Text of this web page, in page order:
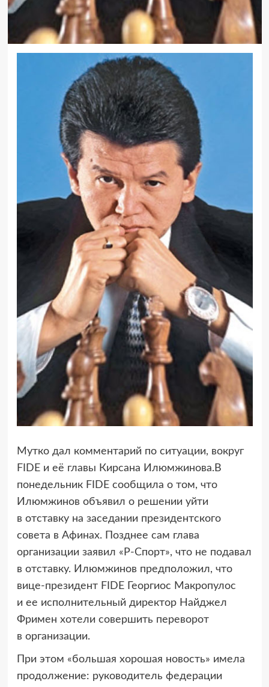
Мутко дал комментарий по ситуации, вокруг
FIDE и её главы Кирсана Илюмжинова. В
понедельник FIDE сообщила о том, что
Илюмжинов объявил о решении уйти
в отставку на заседании президентского
совета в Афинах. Позднее сам глава
организации заявил «Р-Спорт», что не подавал
в отставку. Илюмжинов предположил, что
вице-президент FIDE Георгиос Макропулос
и ее исполнительный директор Найджел
Фримен хотели совершить переворот
в организации.
При этом «большая хорошая новость» имела
продолжение: руководитель федерации